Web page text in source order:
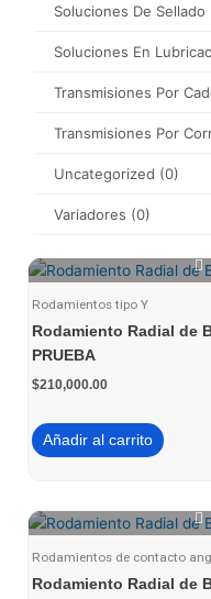
Soluciones De Sellado
Soluciones En
Transmisiones Por
Transmisiones Por
Uncategorized (0)
Variadores (0)
Rodamientos tipo Y
Rodamiento Radial de
PRUEBA
$210,000.00
Añadir al carrito
Rodamientos de contacto
Rodamiento Radial de